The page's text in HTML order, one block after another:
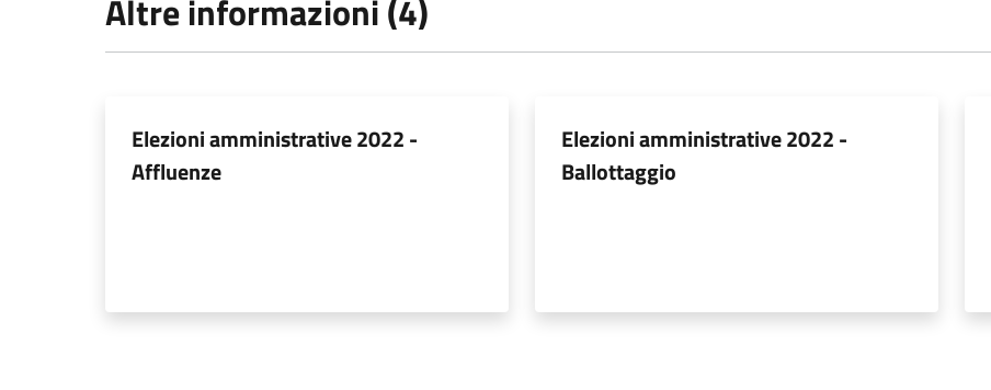
Altre informazioni (4)
Elezioni amministrative 2022 -
Affluenze
Elezioni amministrative 2022 -
Ballottaggio